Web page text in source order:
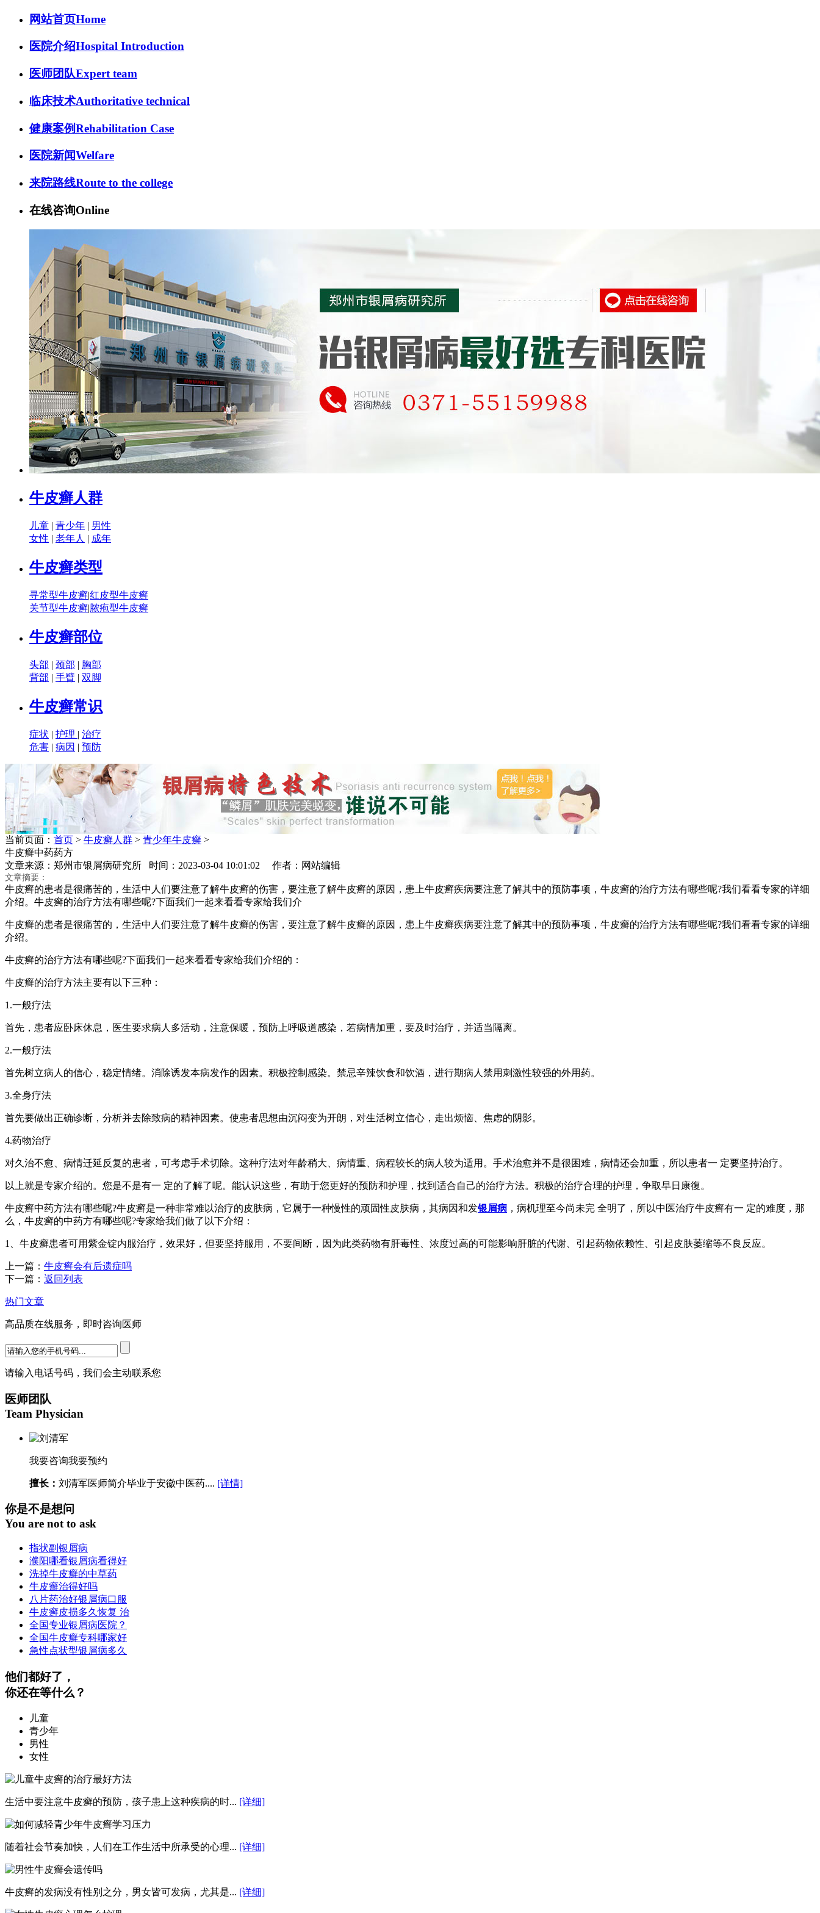
网站首页Home
医院介绍Hospital Introduction
医师团队Expert team
临床技术Authoritative technical
健康案例Rehabilitation Case
医院新闻Welfare
来院路线Route to the college
在线咨询Online
牛皮癣人群
儿童 | 青少年 | 男性
女性 | 老年人 | 成年
牛皮癣类型
寻常型牛皮癣|红皮型牛皮癣
关节型牛皮癣|脓疱型牛皮癣
牛皮癣部位
头部 | 颈部 | 胸部
背部 | 手臂 | 双脚
牛皮癣常识
症状 | 护理 | 治疗
危害 | 病因 | 预防
当前页面： 首页 > 牛皮癣人群 > 青少年牛皮癣 >
牛皮癣中药药方
文章来源：郑州市银屑病研究所 时间：2023-03-04 10:01:02 作者：网站编辑
文章摘要：
牛皮癣的患者是很痛苦的，生活中人们要注意了解牛皮癣的伤害，要注意了解牛皮癣的原因，患上牛皮癣疾病要注意了解其中的预防事项，牛皮癣的治疗方法有哪些呢?我们看看专家的详细
介绍。牛皮癣的治疗方法有哪些呢?下面我们一起来看看专家给我们介
牛皮癣的患者是很痛苦的，生活中人们要注意了解牛皮癣的伤害，要注意了解牛皮癣的原因，患上牛皮癣疾病要注意了解其中的预防事项，牛皮癣的治疗方法有哪些呢?我们看看专家的详细
介绍。
牛皮癣的治疗方法有哪些呢?下面我们一起来看看专家给我们介绍的：
牛皮癣的治疗方法主要有以下三种：
1.一般疗法
首先，患者应卧床休息，医生要求病人多活动，注意保暖，预防上呼吸道感染，若病情加重，要及时治疗，并适当隔离。
2.一般疗法
首先树立病人的信心，稳定情绪。消除诱发本病发作的因素。积极控制感染。禁忌辛辣饮食和饮酒，进行期病人禁用刺激性较强的外用药。
3.全身疗法
首先要做出正确诊断，分析并去除致病的精神因素。使患者思想由沉闷变为开朗，对生活树立信心，走出烦恼、焦虑的阴影。
4.药物治疗
对久治不愈、病情迁延反复的患者，可考虑手术切除。这种疗法对年龄稍大、病情重、病程较长的病人较为适用。手术治愈并不是很困难，病情还会加重，所以患者一 定要坚持治疗。
以上就是专家介绍的。您是不是有一 定的了解了呢。能认识这些，有助于您更好的预防和护理，找到适合自己的治疗方法。积极的治疗合理的护理，争取早日康復。
牛皮癣中药方法有哪些呢?牛皮癣是一种非常难以治疗的皮肤病，它属于一种慢性的顽固性皮肤病，其病因和发银屑病 ，病机理至今尚未完 全明了，所以中医治疗牛皮癣有一 定的难度，那
么，牛皮癣的中药方有哪些呢?专家给我们做了以下介绍：
1、牛皮癣患者可用紫金锭内服治疗，效果好，但要坚持服用，不要间断，因为此类药物有肝毒性、浓度过高的可能影响肝脏的代谢、引起药物依赖性、引起皮肤萎缩等不良反应。
上一篇： 牛皮癣会有后遗症吗
下一篇： 返回列表
热门文章
高品质在线服务，即时咨询医师
请输入电话号码，我们会主动联系您
医师团队
Team Physician
我要咨询我要预约
擅长： 刘清军医师简介毕业于安徽中医药.... [详情]
你是不是想问
You are not to ask
指状副银屑病
濮阳哪看银屑病看得好
洗掉牛皮癣的中草药
牛皮癣治得好吗
八片药治好银屑病口服
牛皮癣皮损多久恢复 治
全国专业银屑病医院？
全国牛皮癣专科哪家好
急性点状型银屑病多久
他们都好了，
你还在等什么？
儿童
青少年
男性
女性
生活中要注意牛皮癣的预防，孩子患上这种疾病的时... [详细]
随着社会节奏加快，人们在工作生活中所承受的心理... [详细]
牛皮癣的发病没有性别之分，男女皆可发病，尤其是... [详细]